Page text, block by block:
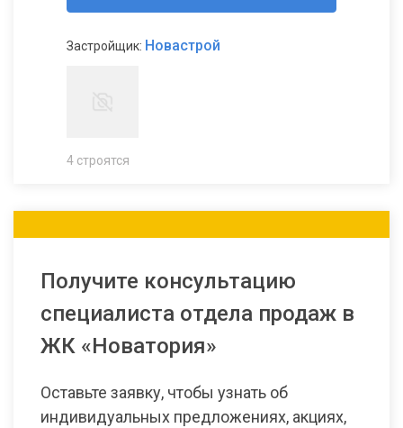
Застройщик: Новастрой
4 строятся
Получите консультацию
специалиста отдела продаж в
ЖК «Новатория»
Оставьте заявку, чтобы узнать об
индивидуальных предложениях, акциях,